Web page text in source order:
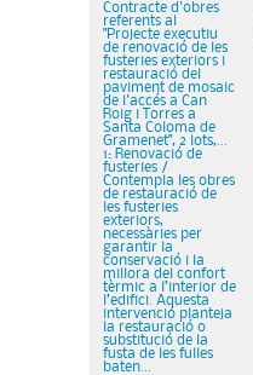
Contracte d'obres
referents al
"Projecte executiu
de renovació de les
fusteries exteriors i
restauració del
paviment de mosaic
de l'accés a Can
Roig i Torres a
Santa Coloma de
Gramenet", 2 lots,...
1: Renovació de
fusteries /
Contempla les obres
de restauració de
les fusteries
exteriors,
necessàries per
garantir la
conservació i la
millora del confort
tèrmic a l’interior de
l’edifici. Aquesta
intervenció planteja
la restauració o
substitució de la
fusta de les fulles
baten...